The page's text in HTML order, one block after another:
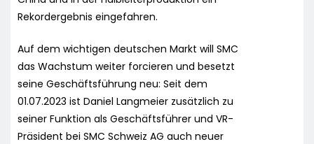
Rekordergebnis eingefahren.
Auf dem wichtigen deutschen Markt will SMC
das Wachstum weiter forcieren und besetzt
seine Geschäftsführung neu: Seit dem
01.07.2023 ist Daniel Langmeier zusätzlich zu
seiner Funktion als Geschäftsführer und VR-
Präsident bei SMC Schweiz AG auch neuer